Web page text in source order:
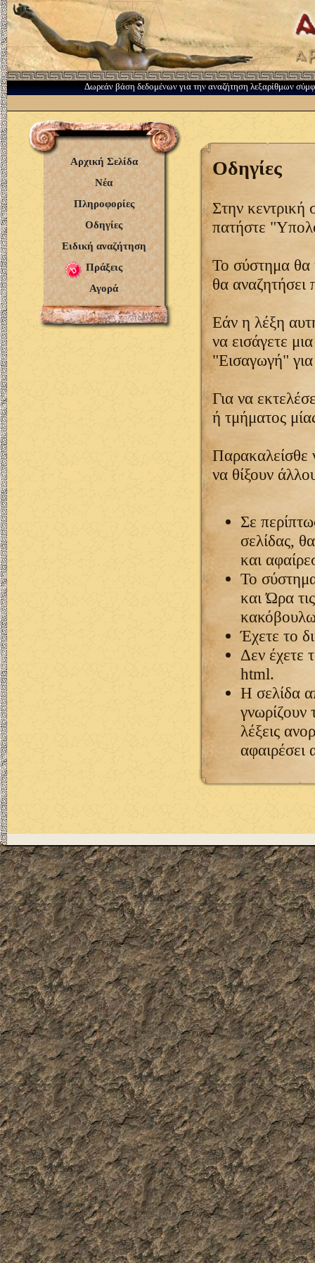
Δωρεάν βάση δεδομένων για την αναζήτηση λεξαρίθμων
Αρχική Σελίδα
Νέα
Πληροφορίες
Οδηγίες
Ειδική αναζήτηση
Πράξεις
Αγορά
Οδηγίες
Στην κεντρική
πατήστε
Το σύστημα θα
θα αναζητήσει
Εάν η λέξη
να εισάγετε
"Εισαγωγή"
Για να
ή τμήματος
Παρακαλείσθε
να θίξουν
Σε
σελίδας,
και
Το
και Ώρα
Έχετε το
Δεν έχετε
html.
Η σελίδα
γνωρίζουν
λέξεις
αφαιρέσει